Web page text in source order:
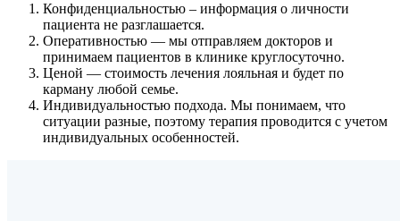
Конфиденциальностью – информация о личности
пациента не разглашается.
Оперативностью — мы отправляем докторов и
принимаем пациентов в клинике круглосуточно.
Ценой — стоимость лечения лояльная и будет по
карману любой семье.
Индивидуальностью подхода. Мы понимаем, что
ситуации разные, поэтому терапия проводится с учетом
индивидуальных особенностей.